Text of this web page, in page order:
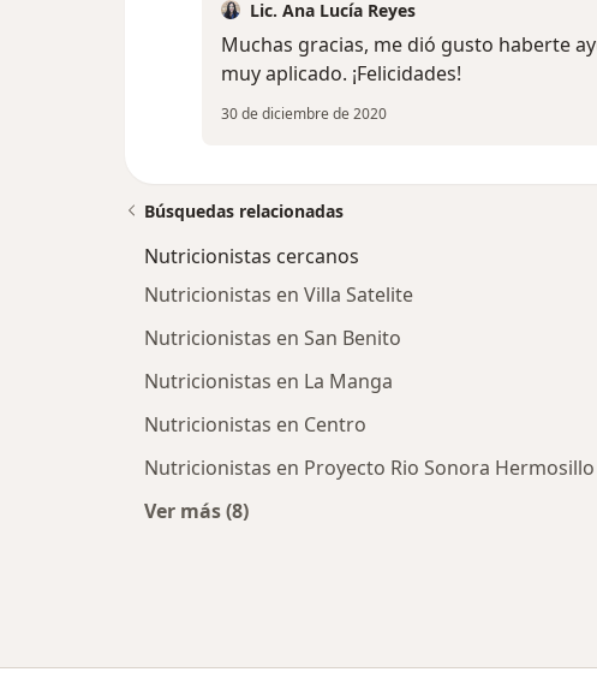
Lic. Ana Lucía Reyes
Muchas gracias, me dió gusto haberte
muy aplicado. ¡Felicidades!
30 de diciembre de 2020
Búsquedas relacionadas
Nutricionistas cercanos
Nutricionistas en Villa Satelite
Nutricionistas en San Benito
Nutricionistas en La Manga
Nutricionistas en Centro
Nutricionistas en Proyecto Rio Sonora Hermosillo
Ver más (8)